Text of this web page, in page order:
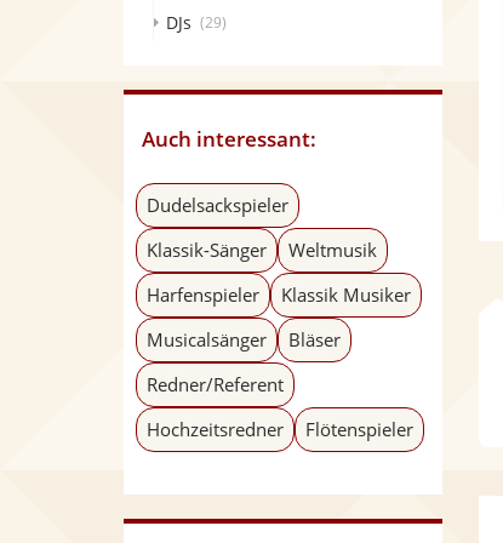
DJs (29)
Auch interessant:
Dudelsackspieler
Klassik-Sänger
Weltmusik
Harfenspieler
Klassik Musiker
Musicalsänger
Bläser
Redner/Referent
Hochzeitsredner
Flötenspieler